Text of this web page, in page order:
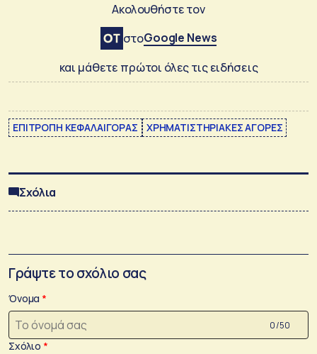
Ακολουθήστε τον
στοGoogle News
και μάθετε πρώτοι όλες τις ειδήσεις
ΕΠΙΤΡΟΠΗ ΚΕΦΑΛΑΙΓΟΡΑΣ ΧΡΗΜΑΤΙΣΤΗΡΙΑΚΕΣ ΑΓΟΡΕΣ
Σχόλια
Γράψτε το σχόλιο σας
Όνομα
0 /50
Σχόλιο